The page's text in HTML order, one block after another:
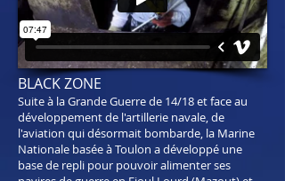
BLACK ZONE
Suite à la Grande Guerre de 14/18 et face au
développement de l'artillerie navale, de
l'aviation qui désormait bombarde, la Marine
Nationale basée à Toulon a développé une
base de repli pour pouvoir alimenter ses